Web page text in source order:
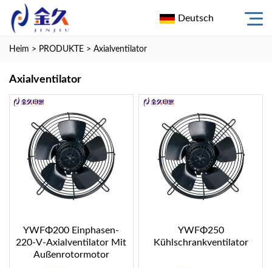
Deutsch
Heim > PRODUKTE > Axialventilator
Axialventilator
YWFΦ200 Einphasen-
220-V-Axialventilator Mit
Außenrotormotor
YWFΦ250
Kühlschrankventilator